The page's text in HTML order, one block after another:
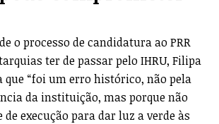
o processo de candidatura ao PRR
ter de passar pelo IHRU, Filipa
que “foi um erro histórico, não pela
da instituição, mas porque não
execução para dar luz a verde às